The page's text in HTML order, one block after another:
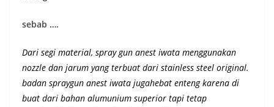
sebab ….
Dari segi material, spray gun anest iwata menggunakan
nozzle dan jarum yang terbuat dari stainless steel original.
badan spraygun anest iwata jugahebat enteng karena di
buat dari bahan alumunium superior tapi tetap